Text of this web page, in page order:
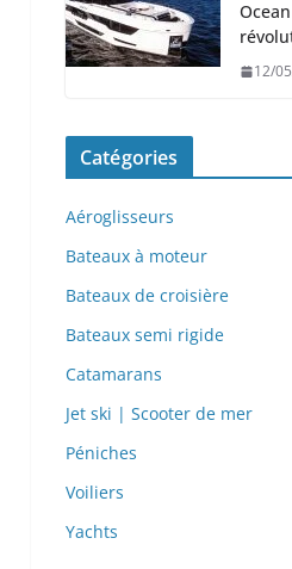
12/
Catégories
Aéroglisseurs
Bateaux à moteur
Bateaux de croisière
Bateaux semi rigide
Catamarans
Jet ski | Scooter de mer
Péniches
Voiliers
Yachts